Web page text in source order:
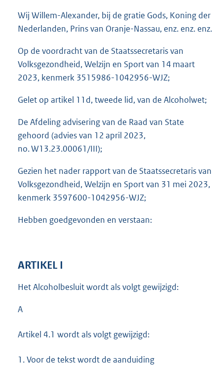
5
5
Wij Willem-Alexander, bij de gratie Gods, Koning der
Nederlanden, Prins van Oranje-Nassau, enz. enz. enz.
Op de voordracht van de Staatssecretaris van
Volksgezondheid, Welzijn en Sport van 14 maart
2023, kenmerk 3515986-1042956-WJZ;
Gelet op artikel 11d, tweede lid, van de Alcoholwet;
De Afdeling advisering van de Raad van State
gehoord (advies van 12 april 2023,
no. W13.23.00061/III);
Gezien het nader rapport van de Staatssecretaris van
Volksgezondheid, Welzijn en Sport van 31 mei 2023,
kenmerk 3597600-1042956-WJZ;
Hebben goedgevonden en verstaan:
ARTIKEL I
Het Alcoholbesluit wordt als volgt gewijzigd:
A
Artikel 4.1 wordt als volgt gewijzigd:
1.Voor de tekst wordt de aanduiding